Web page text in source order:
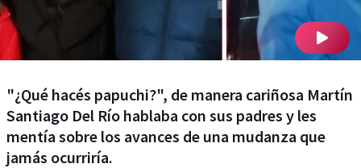
"¿Qué hacés papuchi?", de manera cariñosa Martín
Santiago Del Río hablaba con sus padres y les
mentía sobre los avances de una mudanza que
jamás ocurriría.